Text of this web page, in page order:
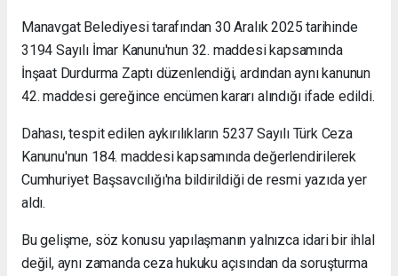
Manavgat Belediyesi tarafından 30 Aralık 2025 tarihinde
3194 Sayılı İmar Kanunu'nun 32. maddesi kapsamında
İnşaat Durdurma Zaptı düzenlendiği, ardından aynı kanunun
42. maddesi gereğince encümen kararı alındığı ifade edildi.
Dahası, tespit edilen aykırılıkların 5237 Sayılı Türk Ceza
Kanunu'nun 184. maddesi kapsamında değerlendirilerek
Cumhuriyet Başsavcılığı'na bildirildiği de resmi yazıda yer
aldı.
Bu gelişme, söz konusu yapılaşmanın yalnızca idari bir ihlal
değil, aynı zamanda ceza hukuku açısından da soruşturma